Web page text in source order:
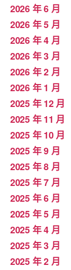
2026 年 6 月
2026 年 5 月
2026 年 4 月
2026 年 3 月
2026 年 2 月
2026 年 1 月
2025 年 12 月
2025 年 11 月
2025 年 10 月
2025 年 9 月
2025 年 8 月
2025 年 7 月
2025 年 6 月
2025 年 5 月
2025 年 4 月
2025 年 3 月
2025 年 2 月